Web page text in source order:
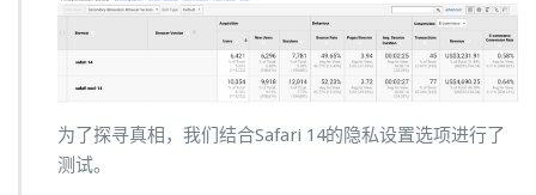
为了探寻真相，我们结合Safari 14的隐私设置选项进行了
测试。